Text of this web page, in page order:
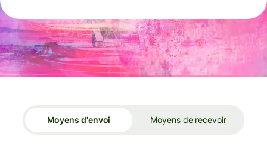
Moyens d'envoi Moyens de recevoir